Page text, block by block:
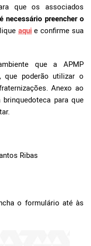
que os associados
é necessário preencher o
aqui e confirme sua
que a APMP
que poderão utilizar o
Anexo ao
para que
Ribas
o formulário até às